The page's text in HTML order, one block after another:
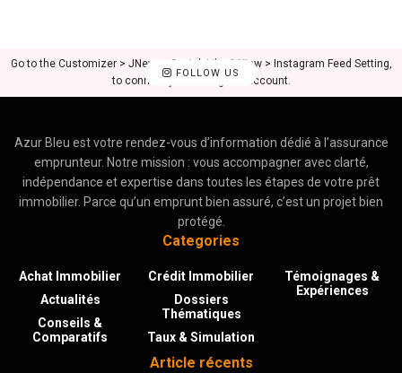
FOLLOW US
Go to the Customizer > JNews : Social, Like & View > Instagram Feed Setting,
to connect your Instagram account.
Azur Bleu est votre rendez-vous d’information dédié à l’assurance
emprunteur. Notre mission : vous accompagner avec clarté,
indépendance et expertise dans toutes les étapes de votre prêt
immobilier. Parce qu’un emprunt bien assuré, c’est un projet bien
protégé.
Categories
Achat Immobilier
Actualités
Conseils &
Comparatifs
Crédit Immobilier
Dossiers
Thématiques
Taux & Simulation
Témoignages &
Expériences
Article récents